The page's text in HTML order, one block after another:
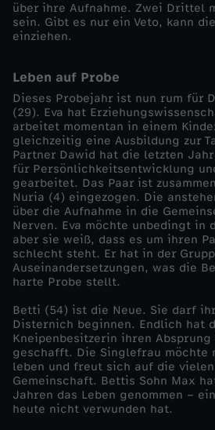
r
g
-
s
u
c
h
e
M
i
t
über ihre Aufnahme. Zwei Drittel
sein. Gibt es nur ein Veto, kann
einziehen.
Leben auf Probe
Dieses Probejahr ist nun rum für
(29). Eva hat
arbeitet momentan in einem
gleichzeitig eine Ausbildung zur
Partner Dawid hat die letzten
für Persönlichkeitsentwicklung
gearbeitet. Das Paar ist
Nuria (4) eingezogen. Die
über die Aufnahme in die
Nerven. Eva möchte unbedingt in
aber sie weiß, dass es um ihren
schlecht steht. Er hat in der
Auseinandersetzungen, was die
harte Probe stellt.
Betti (54) ist die Neue. Sie darf
Disternich beginnen. Endlich hat
Kneipenbesitzerin ihren Absprung
geschafft. Die Singlefrau möchte
leben und freut sich auf die
Gemeinschaft. Bettis Sohn Max
Jahren das Leben genommen –
heute nicht verwunden hat.